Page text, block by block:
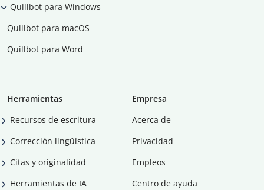
Quillbot para Windows
Quillbot para macOS
Quillbot para Word
Herramientas
Recursos de escritura
Corrección lingüística
Citas y originalidad
Herramientas de IA
Empresa
Acerca de
Privacidad
Empleos
Centro de ayuda